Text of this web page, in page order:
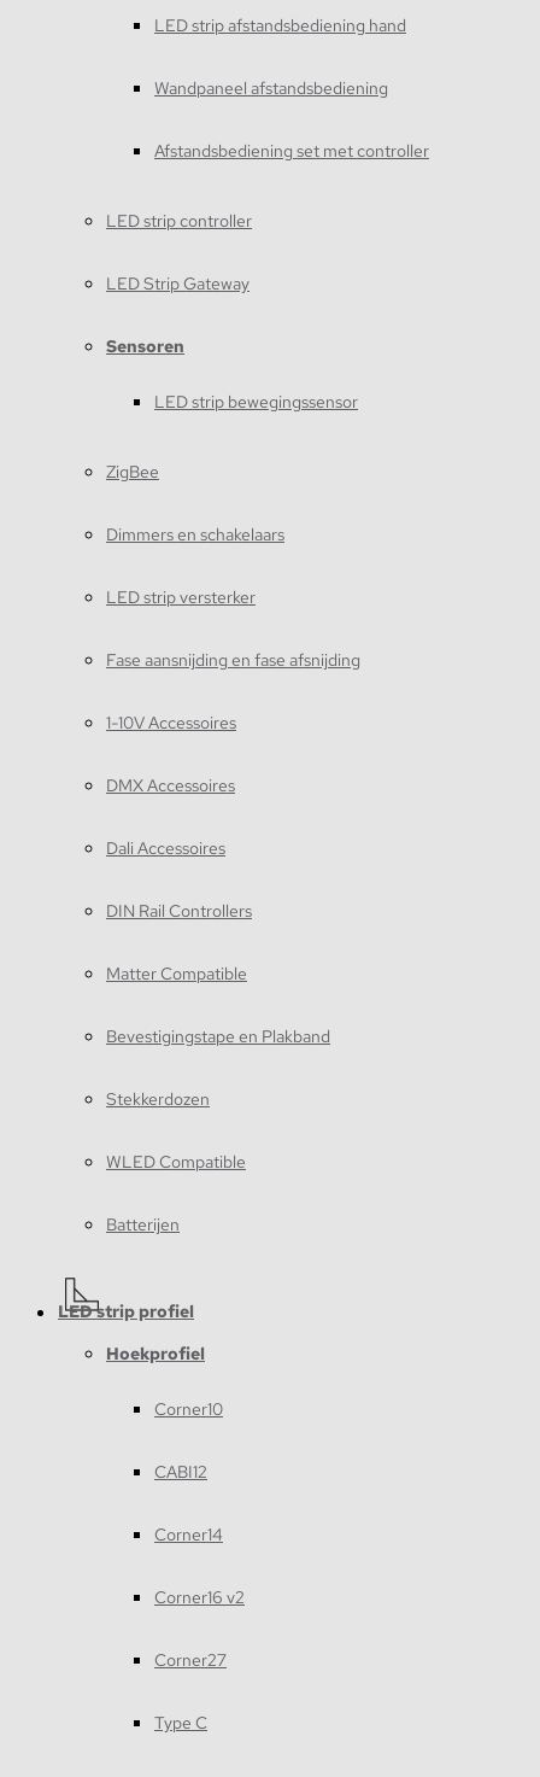
LED strip afstandsbediening hand
Wandpaneel afstandsbediening
Afstandsbediening set met controller
LED strip controller
LED Strip Gateway
Sensoren
LED strip bewegingssensor
ZigBee
Dimmers en schakelaars
LED strip versterker
Fase aansnijding en fase afsnijding
1-10V Accessoires
DMX Accessoires
Dali Accessoires
DIN Rail Controllers
Matter Compatible
Bevestigingstape en Plakband
Stekkerdozen
WLED Compatible
Batterijen
LED strip profiel
Hoekprofiel
Corner10
CABI12
Corner14
Corner16 v2
Corner27
Type C